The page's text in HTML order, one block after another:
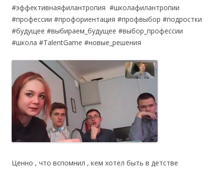
#эффективнаяфилантропия #школафилантропии
#профессии #профориентация #профвыбор #подростки
#будущее #выбираем_будущее #выбор_профессии
#школа #TalentGame #новые_решения
Ценно , что вспомнил , кем хотел быть в детстве